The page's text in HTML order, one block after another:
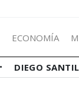
ECONOMÍA
DIEGO